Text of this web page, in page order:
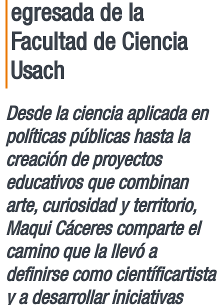
egresada de la
Facultad de Ciencia
Usach
Desde la ciencia aplicada en
políticas públicas hasta la
creación de proyectos
educativos que combinan
arte, curiosidad y territorio,
Maqui Cáceres comparte el
camino que la llevó a
definirse como científicartista
y a desarrollar iniciativas